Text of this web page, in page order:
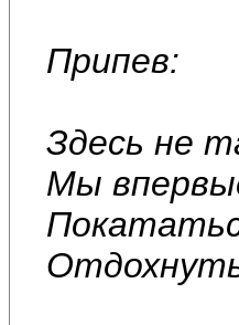
Припев:
Здесь не
Мы